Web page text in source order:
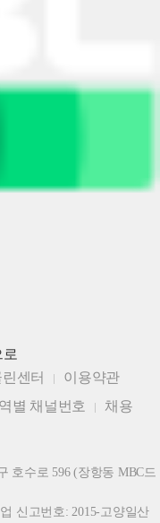
로
센터
이용약관
별 채널번호
채용
호수로 596 (장항동 MBC드
신고번호: 2015-고양일산